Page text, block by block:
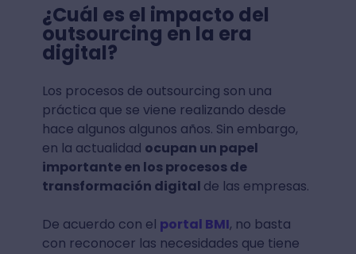
¿Cuál es el impacto del
outsourcing en la era
digital?
Los procesos de outsourcing son una
práctica que se viene realizando desde
hace algunos algunos años. Sin embargo,
en la actualidad ocupan un papel
importante en los procesos de
transformación digital de las empresas.
De acuerdo con el portal BMI, no basta
con reconocer las necesidades que tiene